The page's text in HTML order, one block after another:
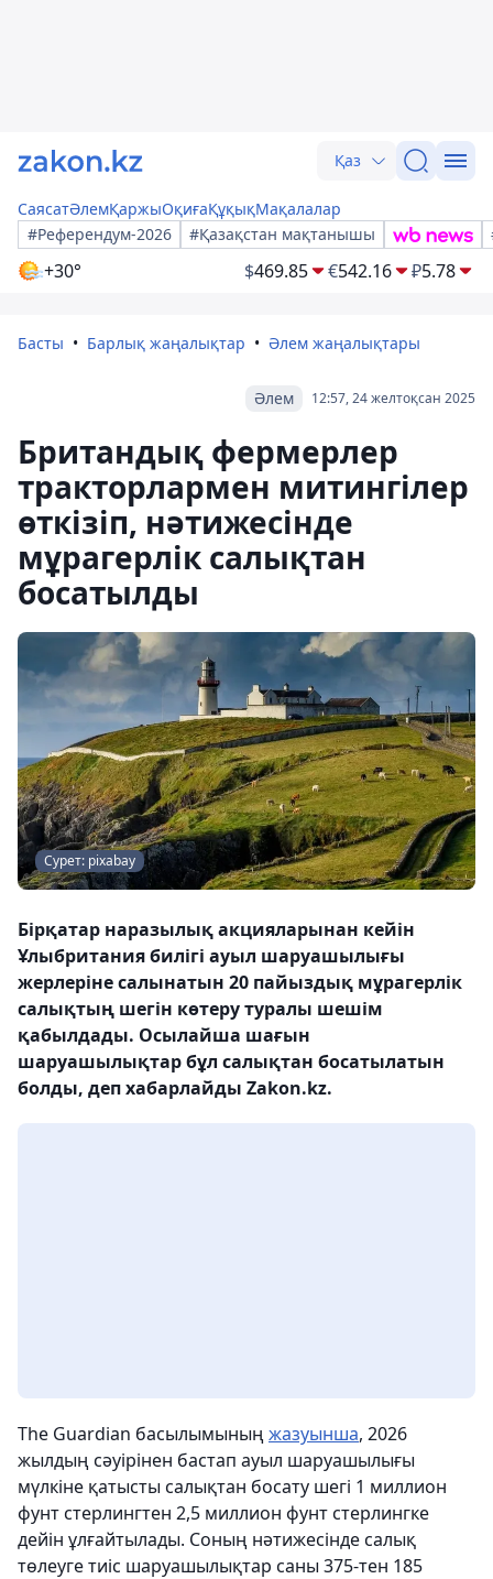
Қаз
СаясатӘлемҚаржыОқиғаҚұқықМақалалар
#Референдум-2026
#Қазақстан мақтанышы
+30° $469.85 €542.16 ₽5.78
Басты Барлық жаңалықтар Әлем жаңалықтары
12:57, 24 желтоқсан 2025
Әлем
Британдық фермерлер
тракторлармен митингілер
өткізіп, нәтижесінде
мұрагерлік салықтан
босатылды
Сурет: pixabay
Бірқатар наразылық акцияларынан кейін
Ұлыбритания билігі ауыл шаруашылығы
жерлеріне салынатын 20 пайыздық мұрагерлік
салықтың шегін көтеру туралы шешім
қабылдады. Осылайша шағын
шаруашылықтар бұл салықтан босатылатын
болды, деп хабарлайды Zakon.kz.
The Guardian басылымының жазуынша, 2026
жылдың сәуірінен бастап ауыл шаруашылығы
мүлкіне қатысты салықтан босату шегі 1 миллион
фунт стерлингтен 2,5 миллион фунт стерлингке
дейін ұлғайтылады. Соның нәтижесінде салық
төлеуге тиіс шаруашылықтар саны 375-тен 185